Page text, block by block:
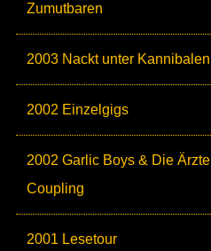
Zumutbaren
2003 Nackt unter Kannibalen
2002 Einzelgigs
2002 Garlic Boys & Die Ärzte
Coupling
2001 Lesetour